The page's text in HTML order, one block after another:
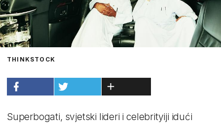
THINKSTOCK
Superbogati, svjetski lideri i celebrityiji idući